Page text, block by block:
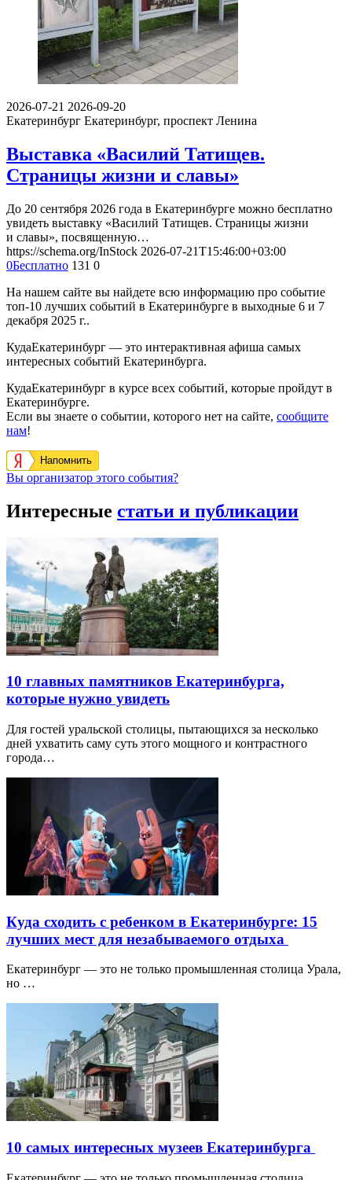
2026-07-21 2026-09-20
Екатеринбург Екатеринбург, проспект Ленина
Выставка «Василий Татищев.
Страницы жизни и славы»
До 20 сентября 2026 года в Екатеринбурге можно бесплатно
увидеть выставку «Василий Татищев. Страницы жизни
и славы», посвященную…
https://schema.org/InStock 2026-07-21T15:46:00+03:00
0Бесплатно 131 0
На нашем сайте вы найдете всю информацию про событие
топ-10 лучших событий в Екатеринбурге в выходные 6 и 7
декабря 2025 г..
КудаЕкатеринбург — это интерактивная афиша самых
интересных событий Екатеринбурга.
КудаЕкатеринбург в курсе всех событий, которые пройдут в
Екатеринбурге.
Если вы знаете о событии, которого нет на сайте, сообщите
нам!
Напомнить
Вы организатор этого события?
Интересные статьи и публикации
10 главных памятников Екатеринбурга,
которые нужно увидеть
Для гостей уральской столицы, пытающихся за несколько
дней ухватить саму суть этого мощного и контрастного
города…
Куда сходить с ребенком в Екатеринбурге: 15
лучших мест для незабываемого отдыха
Екатеринбург — это не только промышленная столица Урала,
но …
10 самых интересных музеев Екатеринбурга